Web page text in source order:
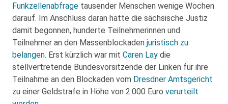
Funkzellenabfrage tausender Menschen wenige Wochen
darauf. Im Anschluss daran hatte die sächsische Justiz
damit begonnen, hunderte Teilnehmerinnen und
Teilnehmer an den Massenblockaden juristisch zu
belangen. Erst kürzlich war mit Caren Lay die
stellvertretende Bundesvorsitzende der Linken für ihre
Teilnahme an den Blockaden vom Dresdner Amtsgericht
zu einer Geldstrafe in Höhe von 2.000 Euro verurteilt